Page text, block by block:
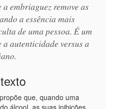
embriaguez remove as
a essência mais
de uma pessoa. É um
autenticidade versus a
que, quando uma
álcool, as suas inibições